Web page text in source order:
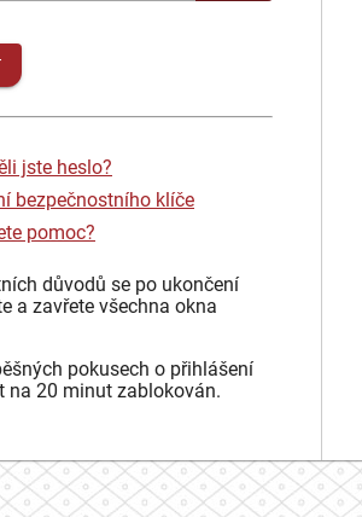
jste heslo?
bezpečnostního klíče
pomoc?
důvodů se po ukončení
a zavřete všechna okna
pokusech o přihlášení
na 20 minut zablokován.